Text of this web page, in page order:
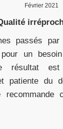
Février 2021
passés
pour un
résultat est
patiente du
recommande